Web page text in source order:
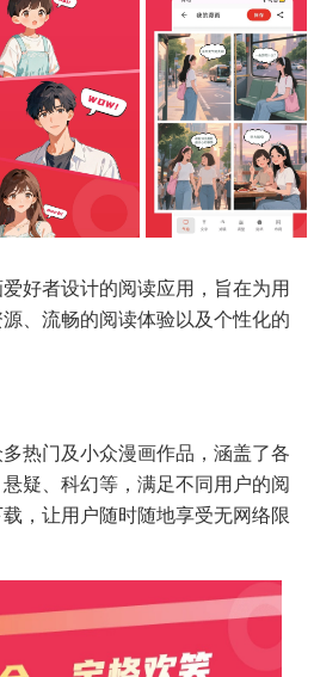
好者设计的阅读应用，旨在为用
、流畅的阅读体验以及个性化的
热门及小众漫画作品，涵盖了各
疑、科幻等，满足不同用户的阅
，让用户随时随地享受无网络限